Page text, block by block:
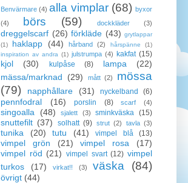
Benvärmare (4) alla vimplar (68) byxor
(4)
börs (59) dockkläder (3)
dreggelscarf (26) förkläde (43) grytlappar
(1)
haklapp (44) hårband (2) hårspänne
(1)
inspiration av andra (1) julstrumpa (4) kakfat (15)
kjol (30) kulpåse (8) lampa
(22)
mässa/marknad
(29) mått (2)
mössa
(79)
napphållare (31) nyckelband (6)
pennfodral (16) porslin (8) scarf (4)
singoalla (48) sjalett (3) sminkväska (15)
snuttefilt (37) solhatt (9) strut (2) tavla (3)
tunika (20) tutu (41) vimpel blå (13)
vimpel grön (21) vimpel rosa
(17)
vimpel röd (21) vimpel svart (12) vimpel
turkos
(17) virkat!! (3) väska (84)
övrigt (44)